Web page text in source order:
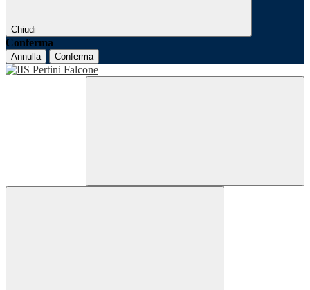
Chiudi
Conferma
Annulla Conferma